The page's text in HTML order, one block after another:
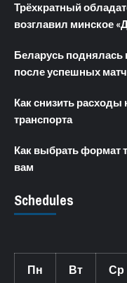
Трёхкратный
возглавил минское
Беларусь поднялась
после успешных
Как снизить расходы
транспорта
Как выбрать формат
вам
Schedules
Пн Вт Ср